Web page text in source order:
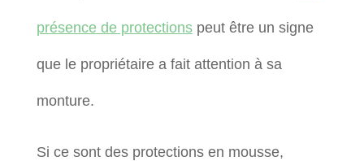
présence de protectionspeut être un signe
que le propriétaire a fait attention à sa
monture.
Si ce sont des protections en mousse,